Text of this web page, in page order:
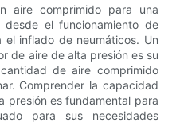
aire comprimido para una
el funcionamiento de
el inflado de neumáticos. Un
de aire de alta presión es su
de aire comprimido
Comprender la capacidad
presión es fundamental para
para sus necesidades